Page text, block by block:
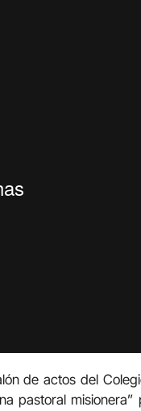
de actos del
pastoral misionera”